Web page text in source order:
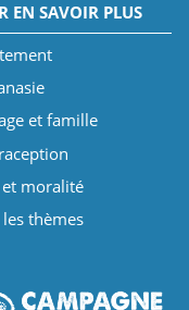
EN SAVOIR PLUS
et famille
moralité
thèmes